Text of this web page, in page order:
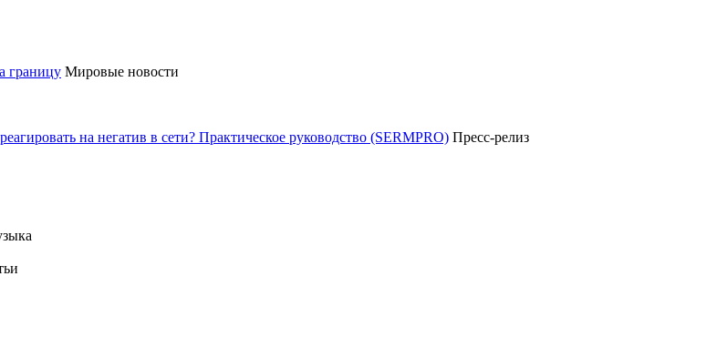
границу Мировые новости
на негатив в сети? Практическое руководство (SERMPRO) Пресс-релиз